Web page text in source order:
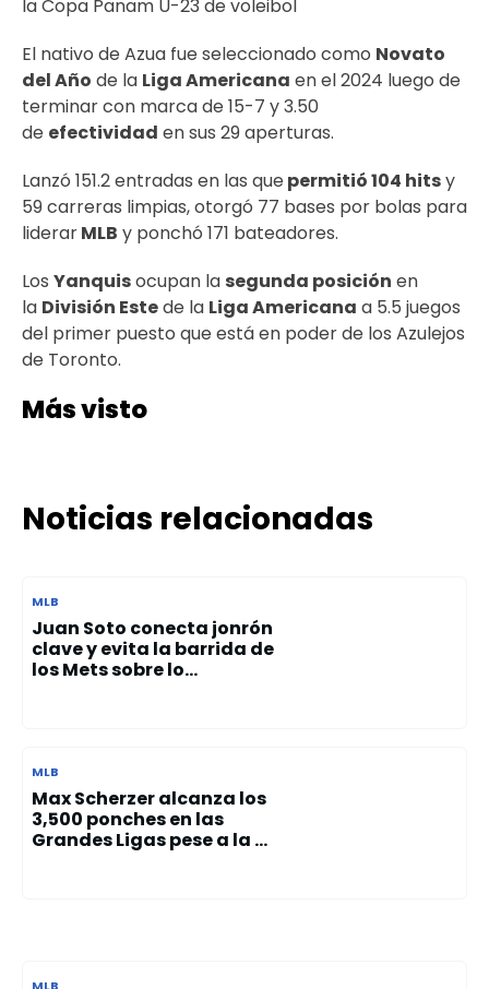
la Copa Panam U-23 de voleibol
El nativo de Azua fue seleccionado como Novato
del Año de la Liga Americana en el 2024 luego de
terminar con marca de 15-7 y 3.50
de efectividad en sus 29 aperturas.
Lanzó 151.2 entradas en las que permitió 104 hitsy
59 carreras limpias, otorgó 77 bases por bolas para
liderarMLB y ponchó 171 bateadores.
Los Yanquisocupan la segunda posición en
la División Estede la Liga Americana a 5.5 juegos
del primer puesto que está en poder de los Azulejos
de Toronto.
Más visto
Noticias relacionadas
MLB
Juan Soto conecta jonrón
clave y evita la barrida de
los Mets sobre lo...
MLB
Max Scherzer alcanza los
3,500 ponches en las
Grandes Ligas pese a la ...